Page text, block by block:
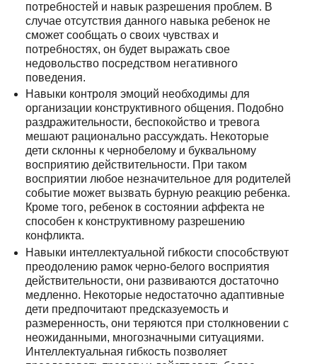
потребностей и навык разрешения проблем. В
случае отсутствия данного навыка ребенок не
сможет сообщать о своих чувствах и
потребностях, он будет выражать свое
недовольство посредством негативного
поведения.
Навыки контроля эмоций необходимы для
организации конструктивного общения. Подобно
раздражительности, беспокойство и тревога
мешают рационально рассуждать. Некоторые
дети склонны к чернобелому и буквальному
восприятию действительности. При таком
восприятии любое незначительное для родителей
событие может вызвать бурную реакцию ребенка.
Кроме того, ребенок в состоянии аффекта не
способен к конструктивному разрешению
конфликта.
Навыки интеллектуальной гибкости способствуют
преодолению рамок черно-белого восприятия
действительности, они развиваются достаточно
медленно. Некоторые недостаточно адаптивные
дети предпочитают предсказуемость и
размеренность, они теряются при столкновении с
неожиданными, многозначными ситуациями.
Интеллектуальная гибкость позволяет